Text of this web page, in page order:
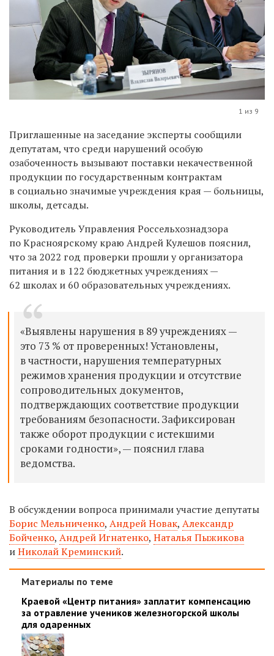
1 из 9
Приглашенные на заседание эксперты сообщили
депутатам, что среди нарушений особую
озабоченность вызывают поставки некачественной
продукции по государственным контрактам
в социально значимые учреждения края — больницы,
школы, детсады.
Руководитель Управления Россельхознадзора
по Красноярскому краю Андрей Кулешов пояснил,
что за 2022 год проверки прошли у организатора
питания и в 122 бюджетных учреждениях —
62 школах и 60 образовательных учреждениях.
«Выявлены нарушения в 89 учреждениях —
это 73 % от проверенных! Установлены,
в частности, нарушения температурных
режимов хранения продукции и отсутствие
сопроводительных документов,
подтверждающих соответствие продукции
требованиям безопасности. Зафиксирован
также оборот продукции с истекшими
сроками годности», — пояснил глава
ведомства.
В обсуждении вопроса принимали участие депутаты
Борис Мельниченко, Андрей Новак, Александр
Бойченко, Андрей Игнатенко, Наталья Пыжикова
иНиколай Креминский.
Материалы по теме
Краевой «Центр питания» заплатит компенсацию
за отравление учеников железногорской школы
для одаренных